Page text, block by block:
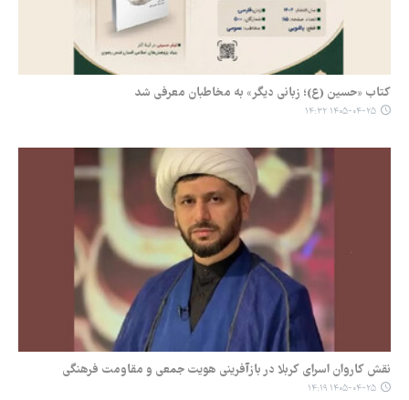
کتاب «حسین (ع)؛ زبانی دیگر» به مخاطبان معرفی شد
۱۴۰۵-۰۴-۲۵ ۱۴:۳۲
نقش کاروان اسرای کربلا در بازآفرینی هویت جمعی و مقاومت فرهنگی
۱۴۰۵-۰۴-۲۵ ۱۴:۱۹